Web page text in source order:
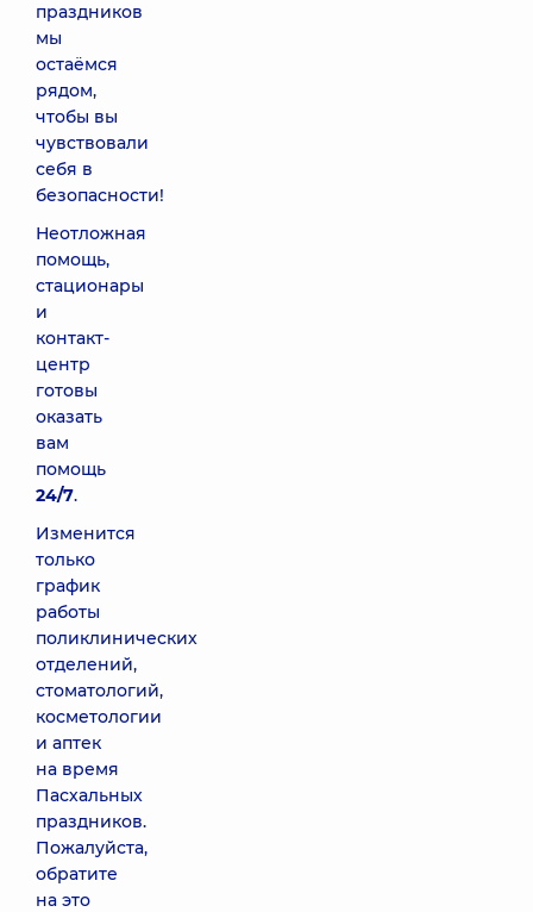
праздников
мы
остаёмся
рядом,
чтобы вы
чувствовали
себя в
безопасности!
Неотложная
помощь,
стационары
и
контакт-
центр
готовы
оказать
вам
помощь
24/7.
Изменится
только
график
работы
поликлинических
отделений,
стоматологий,
косметологии
и аптек
на время
Пасхальных
праздников.
Пожалуйста,
обратите
на это